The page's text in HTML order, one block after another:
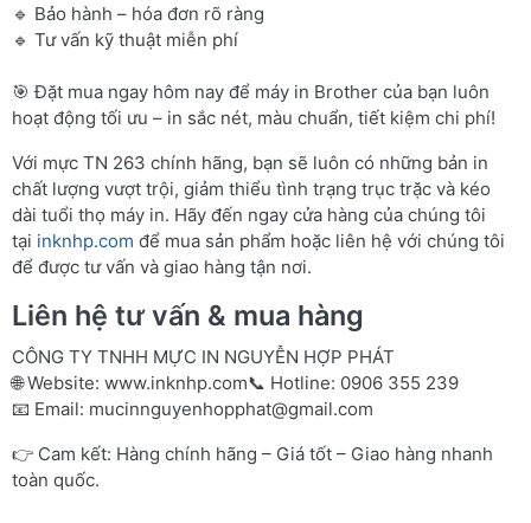
🔹 Bảo hành – hóa đơn rõ ràng
🔹 Tư vấn kỹ thuật miễn phí
🎯 Đặt mua ngay hôm nay để máy in Brother của bạn luôn
hoạt động tối ưu – in sắc nét, màu chuẩn, tiết kiệm chi phí!
Với mực TN 263 chính hãng, bạn sẽ luôn có những bản in
chất lượng vượt trội, giảm thiểu tình trạng trục trặc và kéo
dài tuổi thọ máy in. Hãy đến ngay cửa hàng của chúng tôi
tại inknhp.com để mua sản phẩm hoặc liên hệ với chúng tôi
để được tư vấn và giao hàng tận nơi.
Liên hệ tư vấn & mua hàng
CÔNG TY TNHH MỰC IN NGUYỄN HỢP PHÁT
🌐 Website: www.inknhp.com📞 Hotline: 0906 355 239
📧 Email: mucinnguyenhopphat@gmail.com
👉 Cam kết: Hàng chính hãng – Giá tốt – Giao hàng nhanh
toàn quốc.